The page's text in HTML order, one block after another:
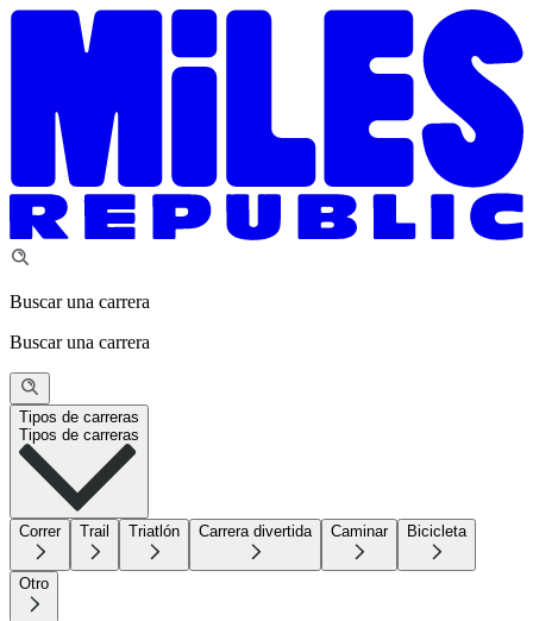
Buscar una carrera
Buscar una carrera
Tipos de carreras
Tipos de carreras
Correr Trail Triatlón Carrera divertida Caminar Bicicleta
Otro